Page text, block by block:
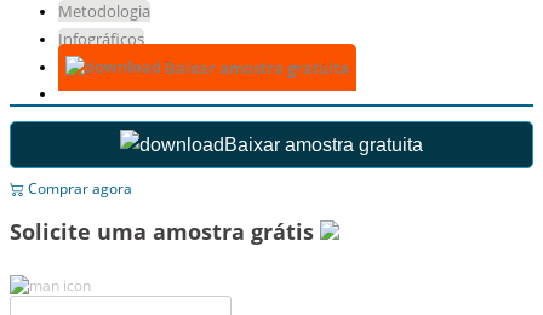
Metodologia
Infográficos
Baixar amostra gratuita
Baixar amostra gratuita
Comprar agora
Solicite uma amostra grátis